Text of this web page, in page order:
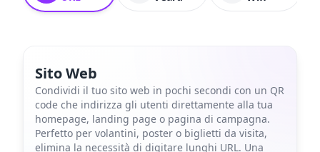
Sito Web
Condividi il tuo sito web in pochi secondi con un QR
code che indirizza gli utenti direttamente alla tua
homepage, landing page o pagina di campagna.
Perfetto per volantini, poster o biglietti da visita,
elimina la necessità di digitare lunghi URL. Una